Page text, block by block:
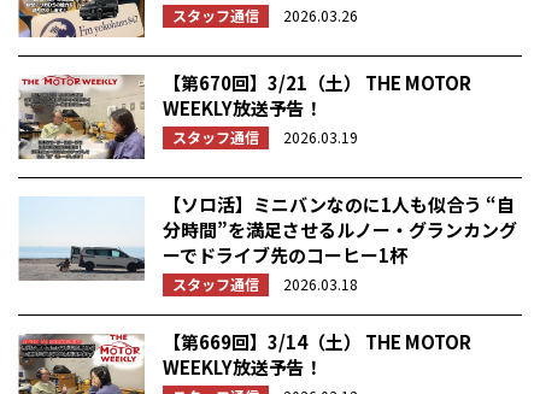
スタッフ通信 2026.03.26
【第670回】3/21（土） THE MOTOR
WEEKLY放送予告！
スタッフ通信 2026.03.19
【ソロ活】ミニバンなのに1人も似合う “自
分時間”を満足させるルノー・グランカング
ーでドライブ先のコーヒー1杯
スタッフ通信 2026.03.18
【第669回】3/14（土） THE MOTOR
WEEKLY放送予告！